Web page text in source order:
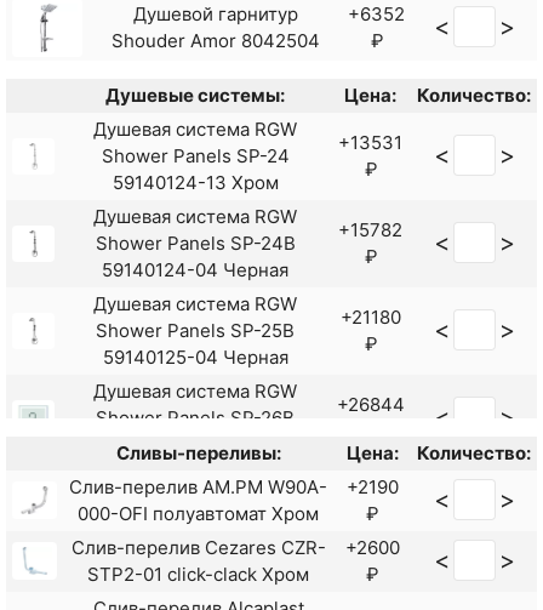
Смеситель для ванны Rush Fiji
FI1835-44 Хром
+6010
₽
< >
Tenerife TE2835-51
универсальный Хром
+6510
< >
Смеситель для ванны
Ростовская Мануфактура
Сантехники SUS124-009E
Нержавеющая сталь
₽
Смеситель для ванны
Ростовская Мануфактура
Сантехники SUS124BL-006EP
Черный матовый
+10530
₽
< >
Душевой гарнитур
Shouder Amor 8042504
+6352
₽
< >
Душевые системы: Цена:
Количество:
Душевая система RGW
Shower Panels SP-24
59140124-13 Хром
+13531
₽
< >
Душевая система RGW
Shower Panels SP-24B
59140124-04 Черная
+15782
₽
< >
Душевая система RGW
Shower Panels SP-25B
59140125-04 Черная
+21180
₽
< >
Душевая система RGW
Shower Panels SP-26B
59140126-04 Черная
+26844
< >
Душевая система RGW
Shower Panels SP-27Gr
59140127-11 Серая
+36738
₽
< >
Душевая система RGW
Shower Panels SP-26
+24634
Сливы-переливы: Цена:
Количество:
Слив-перелив AM.PM W90A-
000-OFI полуавтомат Хром
+2190
₽
< >
Слив-перелив Cezares CZR-
STP2-01 click-clack Хром
+2600
₽
< >